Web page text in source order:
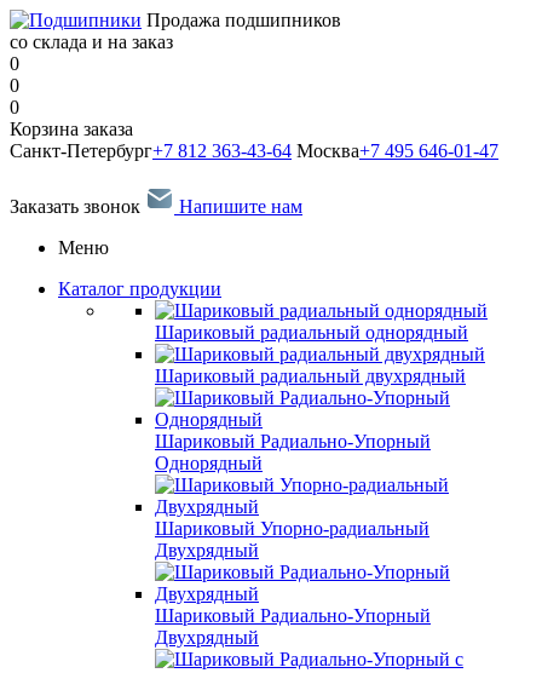
Продажа подшипников
со склада и на заказ
0
0
0
Корзина заказа
Санкт-Петербург+7 812 363-43-64 Москва+7 495 646-01-47
Заказать звонок
Напишите нам
Меню
Каталог продукции
Шариковый радиальный однорядный
Шариковый радиальный двухрядный
Шариковый Радиально-Упорный
Однорядный
Шариковый Упорно-радиальный
Двухрядный
Шариковый Радиально-Упорный
Двухрядный